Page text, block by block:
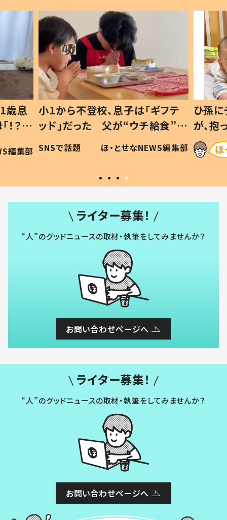
歳息
？」
編集部
小1から不登校、息子は「ギフテ
ッド」だった 父が“ウチ給食”を
作り続ける理由とは #令和の親
#令和の子
SNSで話題 ほ・とせなNEWS編集部
ひ孫
が、
「涙が
い」
ライター募集！
“人”のグッドニュースの取材・執筆をしてみませんか？
お問い合わせページへ
ライター募集！
“人”のグッドニュースの取材・執筆をしてみませんか？
お問い合わせページへ